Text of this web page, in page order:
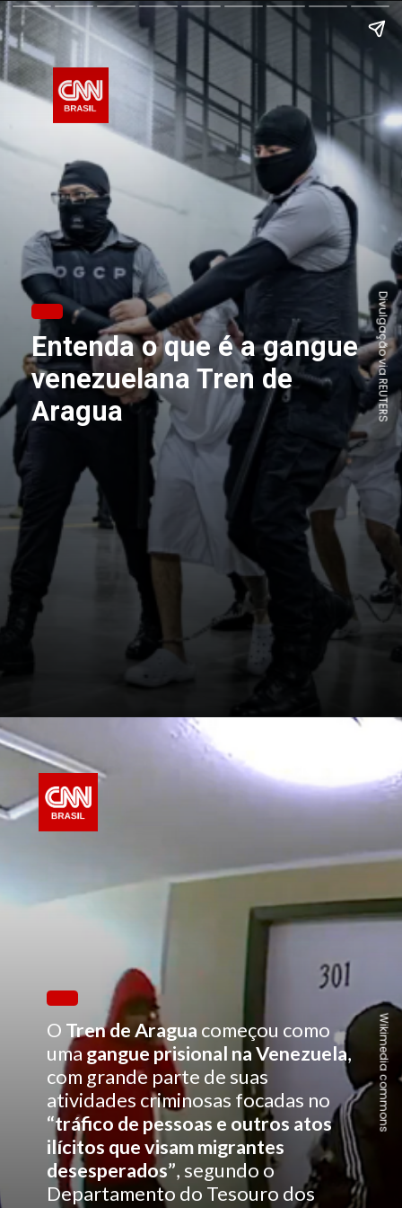
Entenda o que é a gangue
venezuelana Tren de
Aragua
Divulgação via REUTERS
O Tren de Aragua começou como
uma gangue prisional na Venezuela,
com grande parte de suas
atividades criminosas focadas no
“tráfico de pessoas e outros atos
ilícitos que visam migrantes
desesperados”, segundo o
Departamento do Tesouro dos
Wikimedia commons